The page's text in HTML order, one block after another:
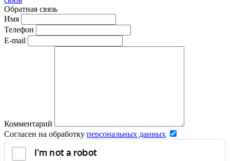
Обратная связь
Имя
Телефон
E-mail
Комментарий
Согласен на обработку персональных данных